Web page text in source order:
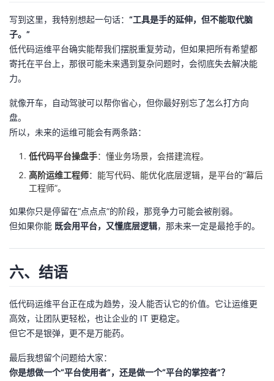
写到这里，我特别想起一句话： “工具是手的延伸，但不能取代脑
子。”
低代码运维平台确实能帮我们摆脱重复劳动，但如果把所有希望都
寄托在平台上，那很可能未来遇到复杂问题时，会彻底失去解决能
力。
就像开车，自动驾驶可以帮你省心，但你最好别忘了怎么打方向
盘。
所以，未来的运维可能会有两条路：
低代码平台操盘手：懂业务场景，会搭建流程。
高阶运维工程师：能写代码、能优化底层逻辑，是平台的“幕后
工程师”。
如果你只是停留在“点点点”的阶段，那竞争力可能会被削弱。
但如果你能 既会用平台，又懂底层逻辑，那未来一定是最抢手的。
六、结语
低代码运维平台正在成为趋势，没人能否认它的价值。它让运维更
高效，让团队更轻松，也让企业的 IT 更稳定。
但它不是银弹，更不是万能药。
最后我想留个问题给大家：
你是想做一个“平台使用者”，还是做一个“平台的掌控者”？